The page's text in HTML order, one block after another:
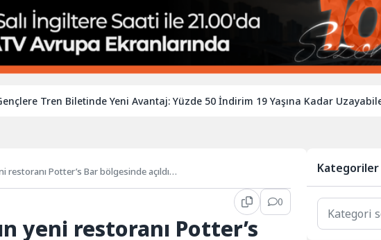
Tren Biletinde Yeni Avantaj: Yüzde 50 İndirim 19 Yaşına Kadar Uzayabilecek
restoranı Potter’s Bar bölgesinde açıldı…
0
yeni restoranı Potter’s
Kategoriler
Kategoriler